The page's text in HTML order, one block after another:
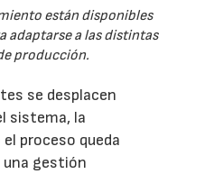
están disponibles
adaptarse a las distintas
producción.
se desplacen
sistema, la
proceso queda
gestión